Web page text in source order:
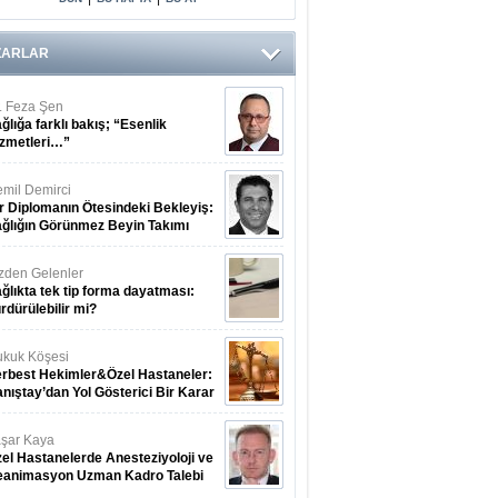
Feza Şen
farklı bakış; “Esenlik
Demirci
Diplomanın Ötesindeki Bekleyiş:
Görünmez Beyin Takımı
Gelenler
tek tip forma dayatması:
mi?
Köşesi
Hekimler&Özel Hastaneler:
Yol Gösterici Bir Karar
Kaya
Hastanelerde Anesteziyoloji ve
Uzman Kadro Talebi